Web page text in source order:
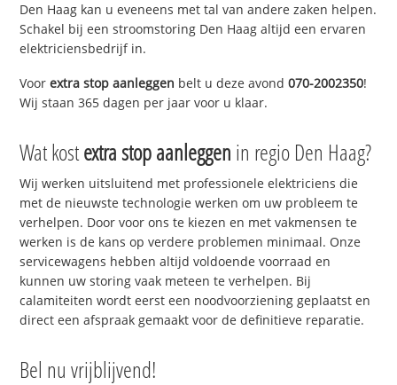
Den Haag kan u eveneens met tal van andere zaken helpen.
Schakel bij een stroomstoring Den Haag altijd een ervaren
elektriciensbedrijf in.
Voorextra stop aanleggen belt u deze avond070-2002350!
Wij staan 365 dagen per jaar voor u klaar.
Wat kostextra stop aanleggen in regio Den Haag?
Wij werken uitsluitend met professionele elektriciens die
met de nieuwste technologie werken om uw probleem te
verhelpen. Door voor ons te kiezen en met vakmensen te
werken is de kans op verdere problemen minimaal. Onze
servicewagens hebben altijd voldoende voorraad en
kunnen uw storing vaak meteen te verhelpen. Bij
calamiteiten wordt eerst een noodvoorziening geplaatst en
direct een afspraak gemaakt voor de definitieve reparatie.
Bel nu vrijblijvend!